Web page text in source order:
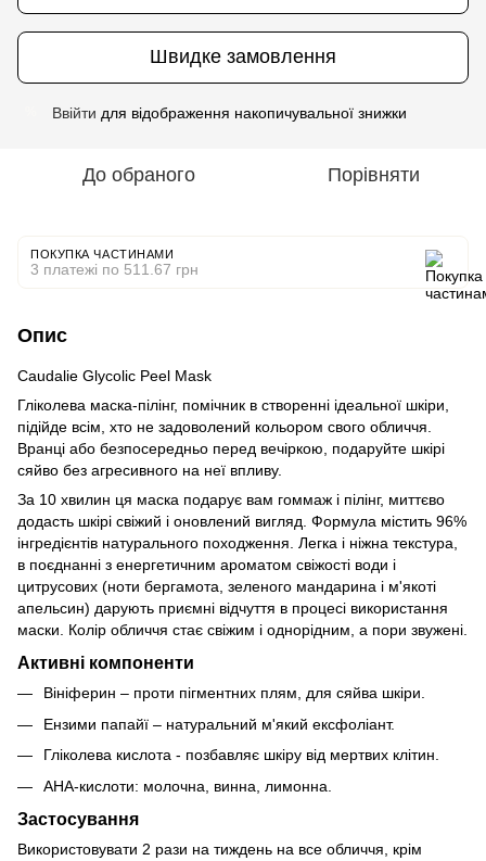
Швидке замовлення
Ввійти для відображення накопичувальної знижки
До обраного Порівняти
ПОКУПКА ЧАСТИНАМИ
3 платежі по 511.67 грн
Опис
Caudalie Glycolic Peel Mask
Гліколева маска-пілінг, помічник в створенні ідеальної шкіри,
підійде всім, хто не задоволений кольором свого обличчя.
Вранці або безпосередньо перед вечіркою, подаруйте шкірі
сяйво без агресивного на неї впливу.
За 10 хвилин ця маска подарує вам гоммаж і пілінг, миттєво
додасть шкірі свіжий і оновлений вигляд. Формула містить 96%
інгредієнтів натурального походження. Легка і ніжна текстура,
в поєднанні з енергетичним ароматом свіжості води і
цитрусових (ноти бергамота, зеленого мандарина і м'якоті
апельсин) дарують приємні відчуття в процесі використання
маски. Колір обличчя стає свіжим і однорідним, а пори звужені.
Активні компоненти
Вініферин – проти пігментних плям, для сяйва шкіри.
Ензими папайї – натуральний м'який ексфоліант.
Гліколева кислота - позбавляє шкіру від мертвих клітин.
AHA-кислоти: молочна, винна, лимонна.
Застосування
Використовувати 2 рази на тиждень на все обличчя, крім